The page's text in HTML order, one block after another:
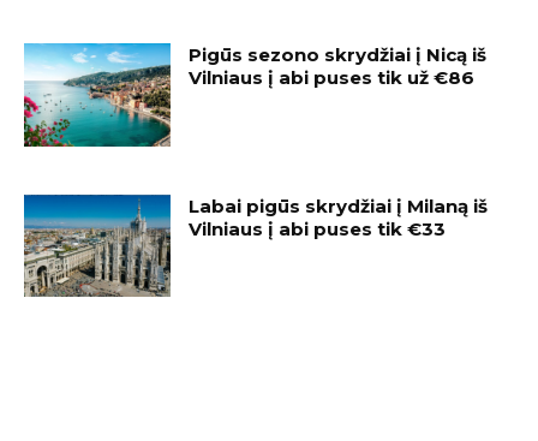
Pigūs sezono skrydžiai į Nicą iš
Vilniaus į abi puses tik už €86
Labai pigūs skrydžiai į Milaną iš
Vilniaus į abi puses tik €33